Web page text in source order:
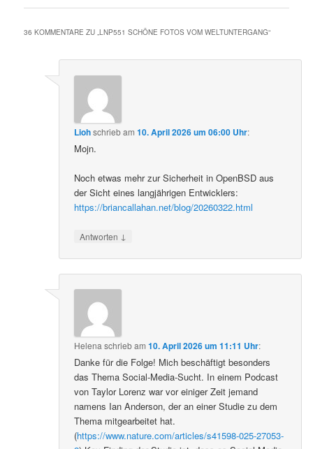
36 KOMMENTARE ZU „LNP551 SCHÖNE FOTOS VOM WELTUNTERGANG“
Liohschriebam10. April 2026 um 06:00 Uhr:
Mojn.
Noch etwas mehr zur Sicherheit in OpenBSD aus
der Sicht eines langjährigen Entwicklers:
https://briancallahan.net/blog/20260322.html
Antworten ↓
Helena schriebam10. April 2026 um 11:11 Uhr:
Danke für die Folge! Mich beschäftigt besonders
das Thema Social-Media-Sucht. In einem Podcast
von Taylor Lorenz war vor einiger Zeit jemand
namens Ian Anderson, der an einer Studie zu dem
Thema mitgearbeitet hat.
(https://www.nature.com/articles/s41598-025-27053-